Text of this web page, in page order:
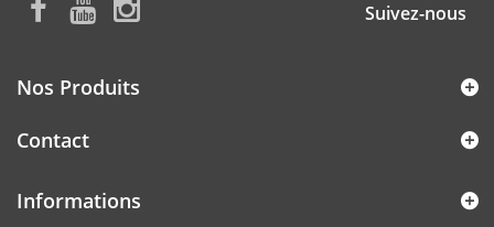
Suivez-nous
Nos Produits
Contact
Informations